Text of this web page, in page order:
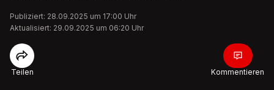
Publiziert: 28.09.2025 um 17:00 Uhr
Aktualisiert: 29.09.2025 um 06:20 Uhr
Teilen Kommentieren